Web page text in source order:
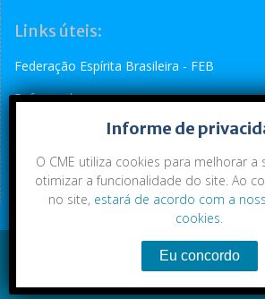
Links úteis:
Federação Espírita Brasileira - FEB
Reformador
Conselho Espírita Internacional - CEI
Conteúdo exclusivo da CME. Todos os
Informe de
O CME utiliza cookies para melhorar a
otimizar a funcionalidade do site. Ao
no site, estará de acordo com a
cookies.